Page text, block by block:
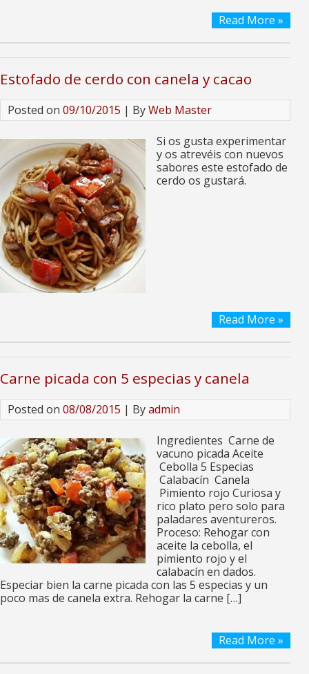
Read More »
Estofado de cerdo con canela y cacao
Posted on 09/10/2015 | ByWeb Master
Si os gusta experimentar
y os atrevéis con nuevos
sabores este estofado de
cerdo os gustará.
Read More »
Carne picada con 5 especias y canela
Posted on 08/08/2015 | Byadmin
Ingredientes Carne de
vacuno picada Aceite
Cebolla 5 Especias
Calabacín Canela
Pimiento rojo Curiosa y
rico plato pero solo para
paladares aventureros.
Proceso: Rehogar con
aceite la cebolla, el
pimiento rojo y el
calabacín en dados.
Especiar bien la carne picada con las 5 especias y un
poco mas de canela extra. Rehogar la carne […]
Read More »